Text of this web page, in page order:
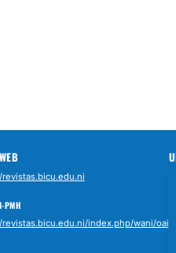
PMH
index.php/wani/oai